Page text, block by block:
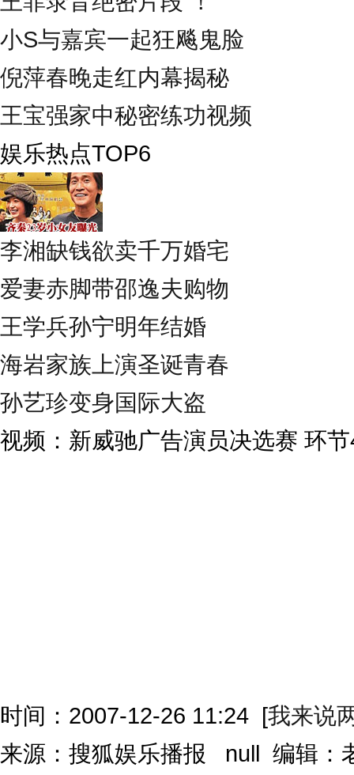
小S与嘉宾一起狂飚鬼脸
倪萍春晚走红内幕揭秘
王宝强家中秘密练功视频
娱乐热点TOP6
李湘缺钱欲卖千万婚宅
爱妻赤脚带邵逸夫购物
王学兵孙宁明年结婚
海岩家族上演圣诞青春
孙艺珍变身国际大盗
视频：新威驰广告演员决选赛 环
时间：2007-12-26 11:24 [我来说
来源：搜狐娱乐播报 null 编辑